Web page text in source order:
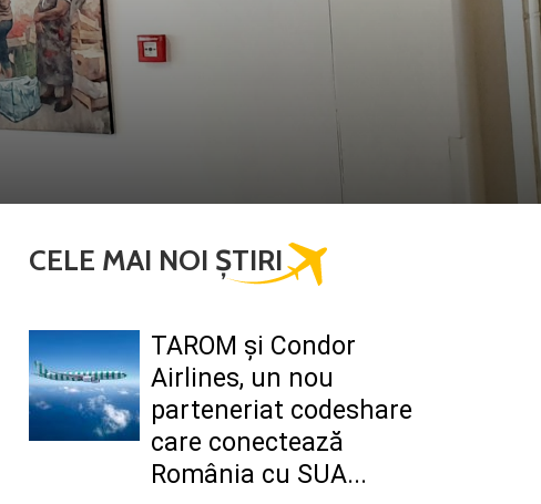
CELE MAI NOI ȘTIRI
TAROM şi Condor
Airlines, un nou
parteneriat codeshare
care conectează
România cu SUA...